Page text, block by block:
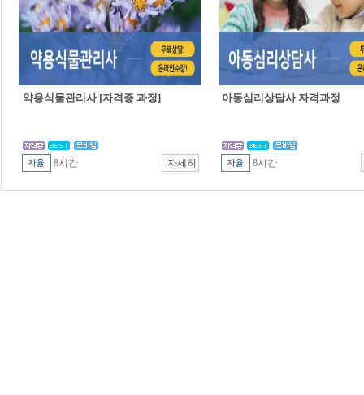
약용식물관리사 [자격증 과정]
8시간
아동심리상담사 자격과정
8시간